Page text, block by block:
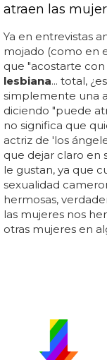
atraen las
Ya en entrevistas
mojado (como en
que "acostarte
lesbiana... total,
simplemente una
diciendo "puede
no significa que
actriz de 'los
que dejar claro en
le gustan, ya que
sexualidad
hermosas,
las mujeres nos
otras mujeres en